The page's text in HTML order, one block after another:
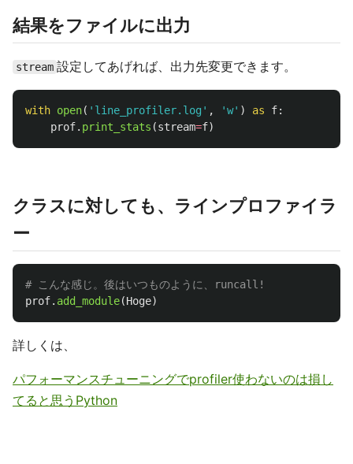
結果をファイルに出力
stream 設定してあげれば、出力先変更できます。
with open( ' line_profiler.log ' , 'w' ) as f:
prof. print_stats (stream=f)
クラスに対しても、ラインプロファイラ
ー
prof. add_module(Hoge)
詳しくは、
パフォーマンスチューニングでprofiler使わないのは損し
てると思うPython